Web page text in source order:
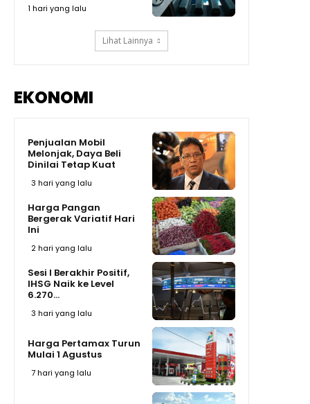
1 hari yang lalu
Lihat Lainnya
EKONOMI
Penjualan Mobil
Melonjak, Daya Beli
Dinilai Tetap Kuat
3 hari yang lalu
Harga Pangan
Bergerak Variatif Hari
Ini
2 hari yang lalu
Sesi I Berakhir Positif,
IHSG Naik ke Level
6.270...
3 hari yang lalu
Harga Pertamax Turun
Mulai 1 Agustus
7 hari yang lalu